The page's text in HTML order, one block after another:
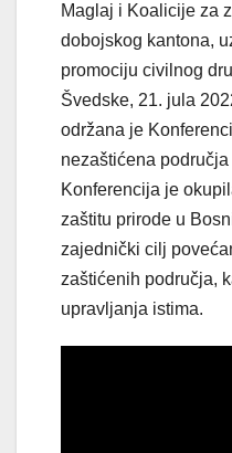
Maglaj i Koalicije za
dobojskog kantona,
promociju civilnog
Švedske, 21. jula
održana je
nezaštićena područja
Konferencija je
zaštitu prirode u
zajednički cilj
zaštićenih područja,
upravljanja istima.